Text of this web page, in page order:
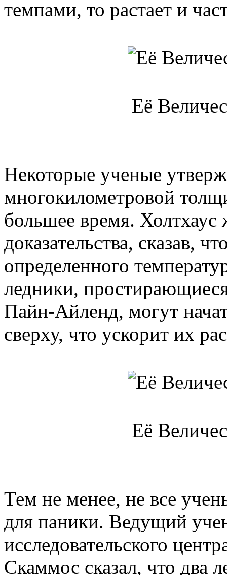
темпами, то растает и
Её
Некоторые ученые
многокилометровой
большее время. Холтхаус
доказательства, сказав,
определенного
ледники,
Пайн-Айленд, могут
сверху, что ускорит их
Её
Тем не менее, не все
для паники. Ведущий
исследовательского
Скаммос сказал, что два